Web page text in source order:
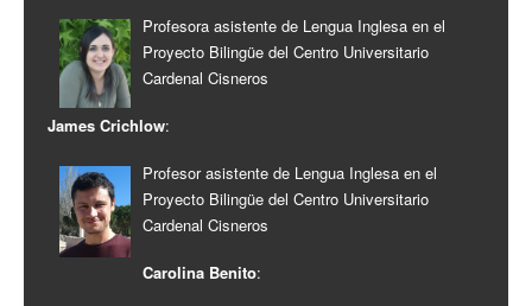
Profesora asistente de Lengua Inglesa en el
Proyecto Bilingüe del Centro Universitario
Cardenal Cisneros
James Crichlow:
Profesor asistente de Lengua Inglesa en el
Proyecto Bilingüe del Centro Universitario
Cardenal Cisneros
Carolina Benito: